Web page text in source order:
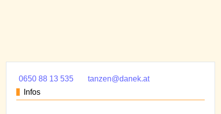
0650 88 13 535
tanzen@danek.at
Infos